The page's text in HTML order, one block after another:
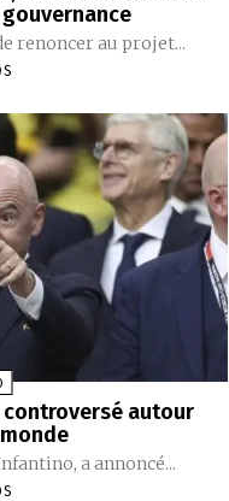
renoncer au projet...
controversé autour
a annoncé...